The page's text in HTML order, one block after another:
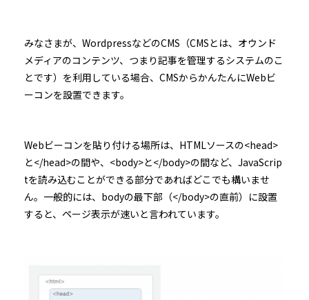
みなさまが、WordpressなどのCMS（CMSとは、オウンド
メディアのコンテンツ、つまり記事を管理するシステムのこ
とです）を利用している場合、CMSからかんたんにWebビ
ーコンを設置できます。
Webビーコンを貼り付ける場所は、HTMLソースの<head>
と</head>の間や、<body>と</body>の間など、JavaScrip
tを読み込むことができる部分であればどこでも構いませ
ん。一般的には、bodyの最下部（</body>の直前）に設置
すると、ページ表示が速いと言われています。